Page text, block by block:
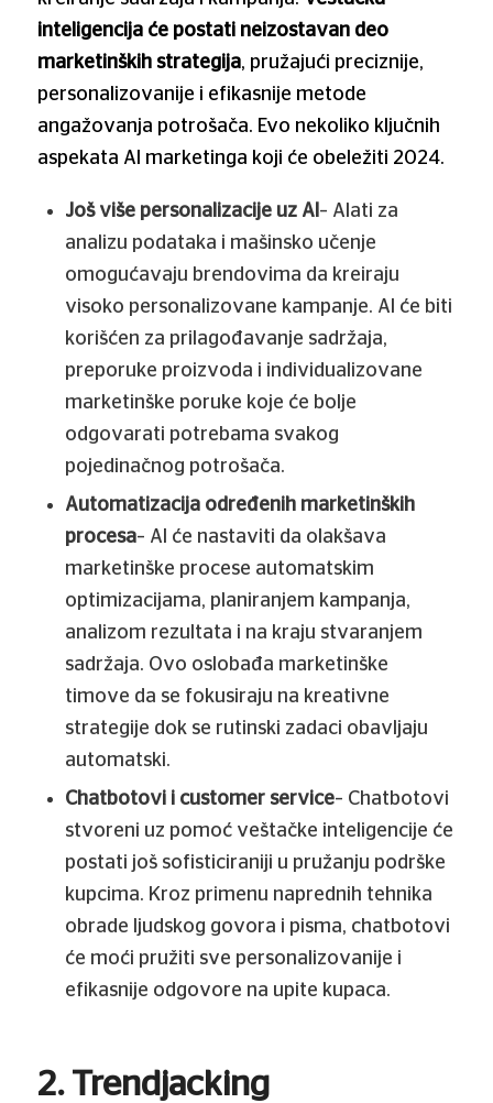
inteligencija će postati neizostavan deo
marketinških strategija, pružajući preciznije,
personalizovanije i efikasnije metode
angažovanja potrošača. Evo nekoliko ključnih
aspekata AI marketinga koji će obeležiti 2024.
Još više personalizacije uz AI – Alati za
analizu podataka i mašinsko učenje
omogućavaju brendovima da kreiraju
visoko personalizovane kampanje. AI će biti
korišćen za prilagođavanje sadržaja,
preporuke proizvoda i individualizovane
marketinške poruke koje će bolje
odgovarati potrebama svakog
pojedinačnog potrošača.
Automatizacija određenih marketinških
procesa– AI će nastaviti da olakšava
marketinške procese automatskim
optimizacijama, planiranjem kampanja,
analizom rezultata i na kraju stvaranjem
sadržaja. Ovo oslobađa marketinške
timove da se fokusiraju na kreativne
strategije dok se rutinski zadaci obavljaju
automatski.
Chatbotovi i customer service– Chatbotovi
stvoreni uz pomoć veštačke inteligencije će
postati još sofisticiraniji u pružanju podrške
kupcima. Kroz primenu naprednih tehnika
obrade ljudskog govora i pisma, chatbotovi
će moći pružiti sve personalizovanije i
efikasnije odgovore na upite kupaca.
2. Trendjacking